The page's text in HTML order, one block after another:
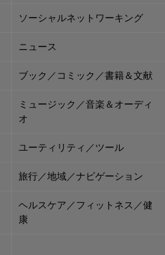
ソーシャルネットワーキング
ニュース
ブック／コミック／書籍＆文献
ミュージック／音楽＆オーディ
オ
ユーティリティ／ツール
旅行／地域／ナビゲーション
ヘルスケア／フィットネス／健
康